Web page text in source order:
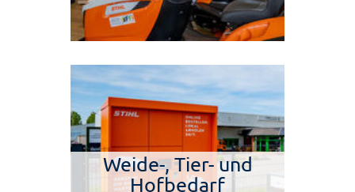
Weide-, Tier- und
Hofbedarf